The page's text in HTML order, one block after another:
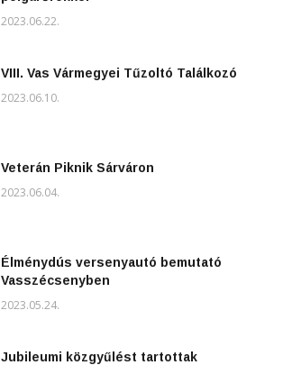
2023.06.22.
VIII. Vas Vármegyei Tűzoltó Találkozó
2023.06.10.
Veterán Piknik Sárváron
2023.06.04.
Élménydús versenyautó bemutató
Vasszécsenyben
2023.05.24.
Jubileumi közgyűlést tartottak